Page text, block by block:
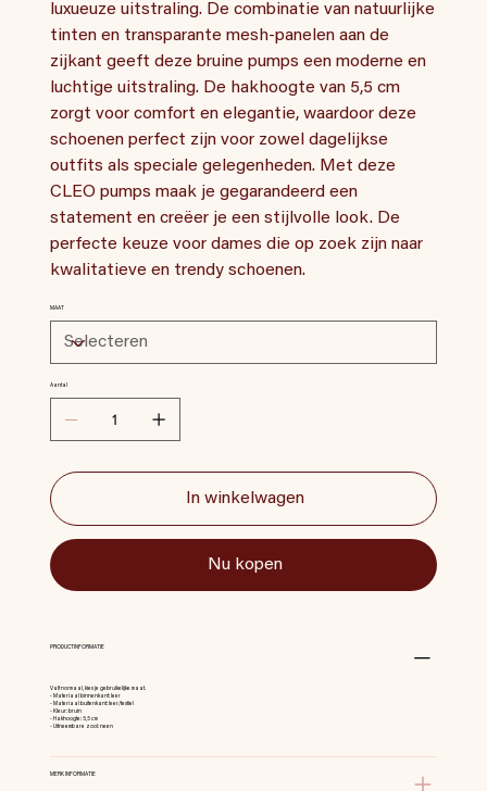
luxueuze uitstraling. De combinatie van natuurlijke
tinten en transparante mesh-panelen aan de
zijkant geeft deze bruine pumps een moderne en
luchtige uitstraling. De hakhoogte van 5,5 cm
zorgt voor comfort en elegantie, waardoor deze
schoenen perfect zijn voor zowel dagelijkse
outfits als speciale gelegenheden. Met deze
CLEO pumps maak je gegarandeerd een
statement en creëer je een stijlvolle look. De
perfecte keuze voor dames die op zoek zijn naar
kwalitatieve en trendy schoenen.
MAAT
Aantal
In winkelwagen
Nu kopen
PRODUCTINFORMATIE
Valt normaal, kies je gebruikelijke maat.
- Materiaal binnenkant: leer
- Materiaal buitenkant: leer/textiel
- Kleur: bruin
- Hakhoogte: 5,5 cm
- Uitneembare zool: neen
MERK INFORMATIE